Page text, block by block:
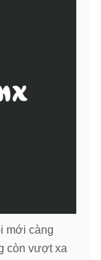
mới càng
còn vượt xa